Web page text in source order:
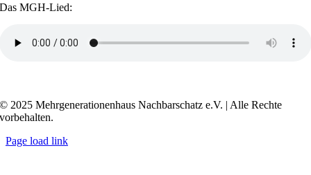
Das MGH-Lied:
© 2025 Mehrgenerationenhaus Nachbarschatz e.V. | Alle Rechte
vorbehalten.
Page load link